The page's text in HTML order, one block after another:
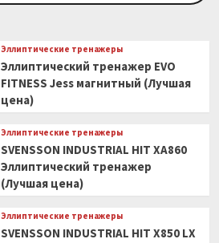
Эллиптические тренажеры
Эллиптический тренажер EVO
FITNESS Jess магнитный (Лучшая
цена)
Эллиптические тренажеры
SVENSSON INDUSTRIAL HIT XA860
Эллиптический тренажер
(Лучшая цена)
Эллиптические тренажеры
SVENSSON INDUSTRIAL HIT X850 LX